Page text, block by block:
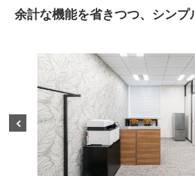
余計な機能を省きつつ、シンプ